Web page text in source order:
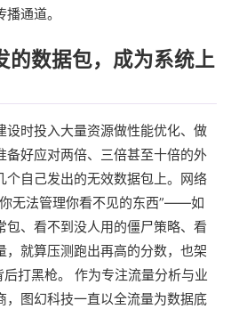
通道。
的数据包，成为系统上
设时投入大量资源做性能优化、做
备好应对两倍、三倍甚至十倍的外
个自己发出的无效数据包上。网络
无法管理你看不见的东西”——如
包、看不到没人用的僵尸策略、看
，就算压测跑出再高的分数，也架
打黑枪。 作为专注流量分析与业
，图幻科技一直以全流量为数据底